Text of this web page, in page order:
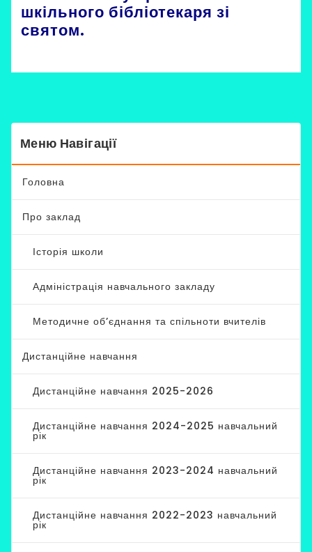
шкільного бібліотекаря зі
святом.
Меню Навігації
Головна
Про заклад
Історія школи
Адміністрація навчального закладу
Методичне об’єднання та спільноти вчителів
Дистанційне навчання
Дистанційне навчання 2025-2026
Дистанційне навчання 2024-2025 навчальний
рік
Дистанційне навчання 2023-2024 навчальний
рік
Дистанційне навчання 2022-2023 навчальний
рік